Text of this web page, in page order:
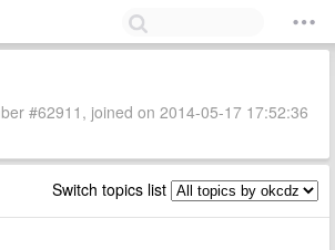
#62911, joined on 2014-05-17 17:52:36
Switch topics list